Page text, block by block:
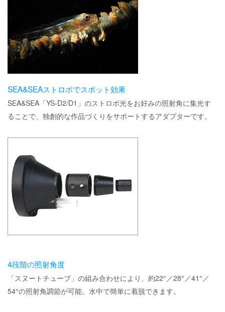
SEA&SEAストロボでスポット効果
SEA&SEA「YS-D2/D1」のストロボ光をお好みの照射角に集光す
ることで、独創的な作品づくりをサポートするアダプターです。
4段階の照射角度
「スヌートチューブ」の組み合わせにより、約22°／28°／41°／
54°の照射角調節が可能。水中で簡単に着脱できます。